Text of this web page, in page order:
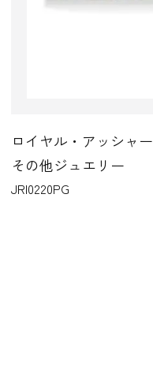
ロイヤル・アッシャー
その他ジュエリー
JRI0220PG